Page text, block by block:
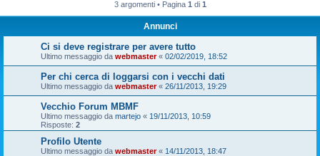
3 argomenti • Pagina 1 di 1
Annunci
Ci si deve registrare per avere tutto
Ultimo messaggio da webmaster« 02/02/2019, 18:52
Per chi cerca di loggarsi con i vecchi dati
Ultimo messaggio da webmaster« 26/11/2013, 19:29
Vecchio Forum MBMF
Ultimo messaggio da martejo « 19/11/2013, 10:59
Risposte: 2
Profilo Utente
Ultimo messaggio da webmaster« 14/11/2013, 18:47